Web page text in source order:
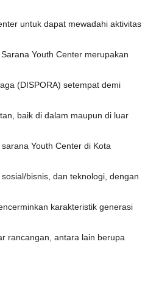
untuk dapat mewadahi aktivitas
Youth Center merupakan
(DISPORA) setempat demi
baik di dalam maupun di luar
Youth Center di Kota
bisnis, dan teknologi, dengan
karakteristik generasi
rancangan, antara lain berupa